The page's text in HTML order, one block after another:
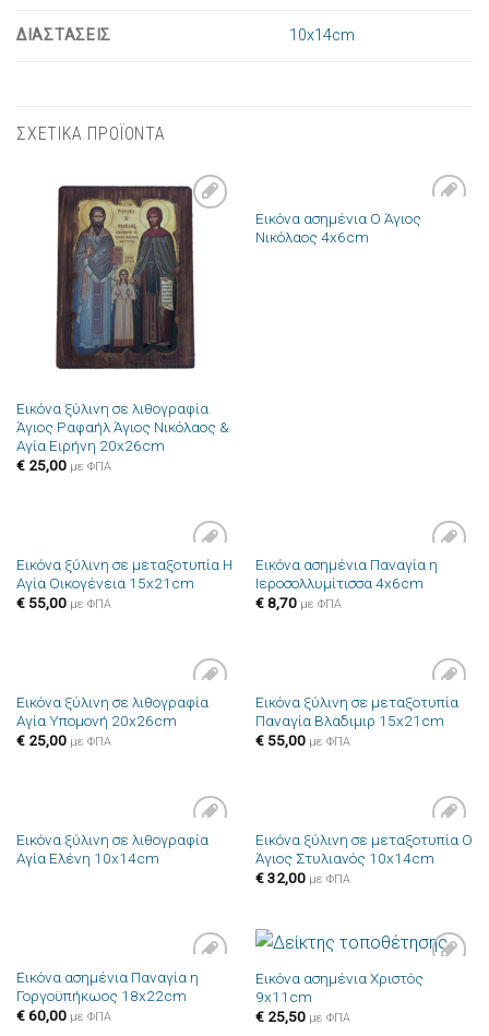
ΔΙΑΣΤΑΣΕΙΣ 10x14cm
ΣΧΕΤΙΚΑ ΠΡΟΪΟΝΤΑ
Πρόσθήκη
στην λίστα
επιθυμιών
Εικόνα ξύλινη σε λιθογραφία
Άγιος Ραφαήλ Άγιος Νικόλαος &
Αγία Ειρήνη 20x26cm
€25,00 με ΦΠΑ
Πρόσθήκη
Εικόνα ασημένια Ο Άγιος
Νικόλαος 4x6cm
Πρόσθήκη
στην λίστα
Εικόνα ξύλινη σε μεταξοτυπία Η
Αγία Οικογένεια 15x21cm
€55,00 με ΦΠΑ
Πρόσθήκη
στην λίστα
Εικόνα ασημένια Παναγία η
Ιεροσολλυμίτισσα 4x6cm
€8,70 με ΦΠΑ
Πρόσθήκη
στην λίστα
Εικόνα ξύλινη σε λιθογραφία
Αγία Υπομονή 20x26cm
€25,00 με ΦΠΑ
Πρόσθήκη
στην λίστα
Εικόνα ξύλινη σε μεταξοτυπία
Παναγία Βλαδιμιρ 15x21cm
€55,00 με ΦΠΑ
Πρόσθήκη
Εικόνα ξύλινη σε λιθογραφία
Αγία Ελένη 10x14cm
Πρόσθήκη
στην λίστα
Εικόνα ξύλινη σε μεταξοτυπία Ο
Άγιος Στυλιανός 10x14cm
€32,00 με ΦΠΑ
Πρόσθήκη
στην λίστα
Εικόνα ασημένια Παναγία η
Γοργοϋπήκωος 18x22cm
€60,00 με ΦΠΑ
Πρόσθήκη
Εικόνα ασημένια Χριστός
9x11cm
€25,50 με ΦΠΑ